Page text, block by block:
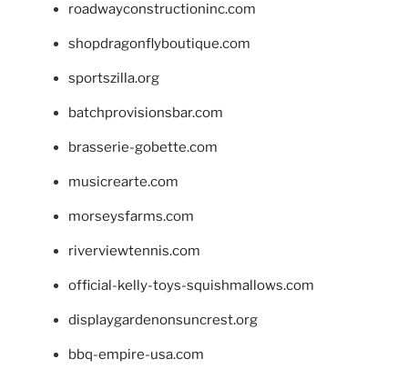
roadwayconstructioninc.com
shopdragonflyboutique.com
sportszilla.org
batchprovisionsbar.com
brasserie-gobette.com
musicrearte.com
morseysfarms.com
riverviewtennis.com
official-kelly-toys-squishmallows.com
displaygardenonsuncrest.org
bbq-empire-usa.com